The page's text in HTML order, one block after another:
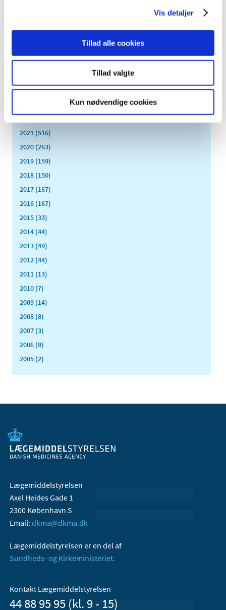
Vis detaljer
Tillad alle cookies
Tillad valgte
Kun nødvendige cookies
marts (10)
januar (19)
2021 (516)
2020 (263)
2019 (159)
2018 (150)
2017 (167)
2016 (167)
2015 (33)
2014 (44)
2013 (49)
2012 (44)
2011 (13)
2010 (7)
2009 (14)
2008 (8)
2007 (3)
2006 (9)
2005 (2)
Lægemiddelstyrelsen
Axel Heides Gade 1
2300 København S
Email: dkma@dkma.dk
Lægemiddelstyrelsen er en del af
Sundheds- og Kirkeministeriet.
Kontakt Lægemiddelstyrelsen
44 88 95 95 (kl. 9 - 15)